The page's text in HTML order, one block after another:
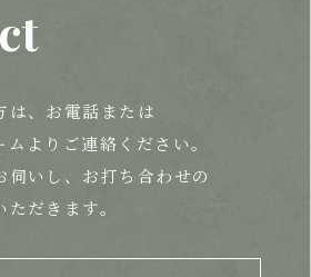
、 お電話または
よりご連絡ください。
伺いし、お打ち合わせの
だきます。